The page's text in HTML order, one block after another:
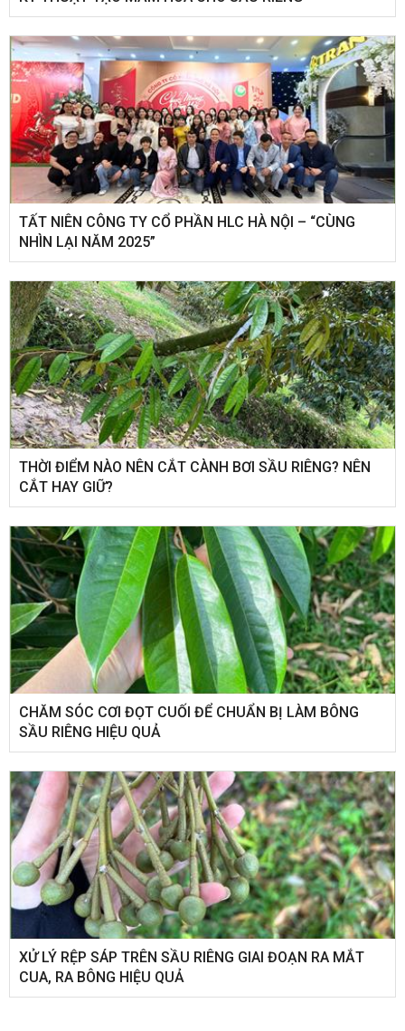
​TẤT NIÊN CÔNG TY CỔ PHẦN HLC HÀ NỘI – “CÙNG
NHÌN LẠI NĂM 2025”
THỜI ĐIỂM NÀO NÊN CẮT CÀNH BƠI SẦU RIÊNG? NÊN
CẮT HAY GIỮ?
CHĂM SÓC CƠI ĐỌT CUỐI ĐỂ CHUẨN BỊ LÀM BÔNG
SẦU RIÊNG HIỆU QUẢ
XỬ LÝ RỆP SÁP TRÊN SẦU RIÊNG GIAI ĐOẠN RA MẮT
CUA, RA BÔNG HIỆU QUẢ